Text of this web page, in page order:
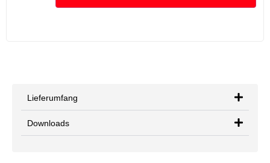
Lieferumfang
Downloads